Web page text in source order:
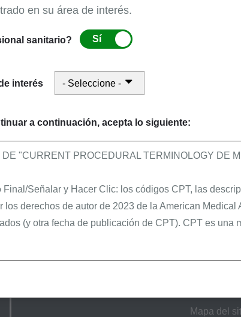
que el servicio era médicamente
las reglamentaciones de la NCD no están
tratamiento de ninguna afección que no sean
puede ayudarle a evitar pasar horas
vez.
Sitio web del proveedor
Últimas noticias
Enlaces
Portal de
Mapa del
en su área de interés.
sanitario? Sí
interés
a continuación, acepta lo siguiente:
DE "CURRENT PROCEDURAL TERMINOLOGY DE
Señalar y Hacer Clic: los códigos CPT, las
los derechos de autor de 2023 de la American Medical
(y otra fecha de publicación de CPT). CPT es una